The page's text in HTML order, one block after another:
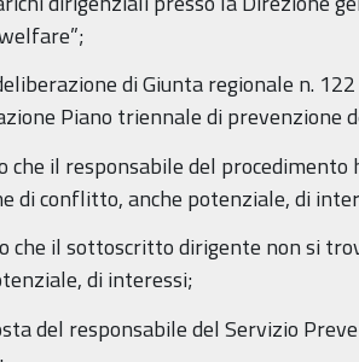
di Giunta regionale n.
Piano triennale di prevenzione
che il responsabile del
di conflitto, anche potenziale, di
che il sottoscritto dirigente non si
di interessi;
del responsabile del Servizio